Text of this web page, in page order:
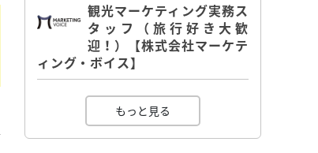
観光マーケティング実務ス
タッフ（旅行好き大歓
迎！）【株式会社マーケテ
ィング・ボイス】
もっと見る